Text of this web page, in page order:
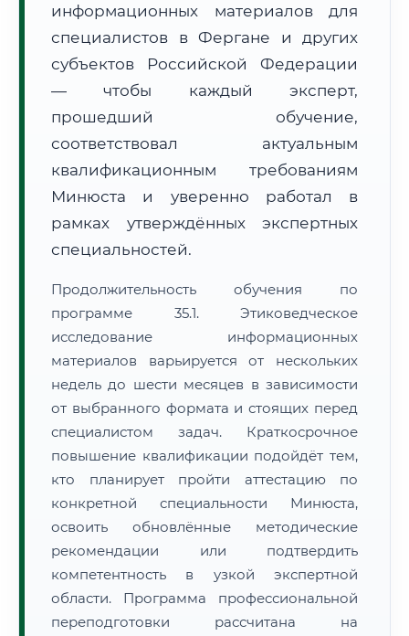
📜 Документы и аккредитация ФИС ФРДО
Нажмите на документ для увеличения и просмотра
информационных материалов для
специалистов в Фергане и других
субъектов Российской Федерации
— чтобы каждый эксперт,
прошедший обучение,
соответствовал актуальным
квалификационным требованиям
Минюста и уверенно работал в
рамках утверждённых экспертных
специальностей.
Продолжительность обучения по
программе 35.1. Этиковедческое
исследование информационных
материалов варьируется от нескольких
недель до шести месяцев в зависимости
от выбранного формата и стоящих перед
специалистом задач. Краткосрочное
повышение квалификации подойдёт тем,
кто планирует пройти аттестацию по
конкретной специальности Минюста,
освоить обновлённые методические
рекомендации или подтвердить
компетентность в узкой экспертной
области. Программа профессиональной
переподготовки рассчитана на